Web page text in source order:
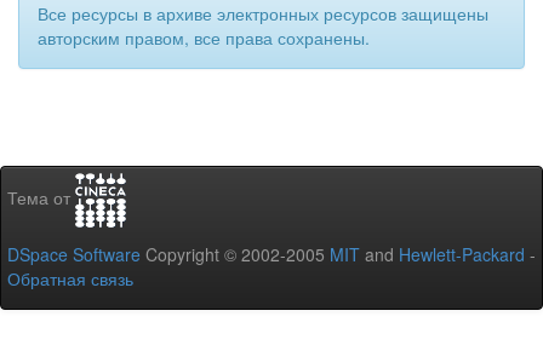
Все ресурсы в архиве электронных ресурсов защищены
авторским правом, все права сохранены.
Тема от
DSpace Software Copyright © 2002-2005 MIT and Hewlett-Packard -
Обратная связь